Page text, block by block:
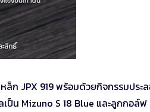
ก JPX 919 พร้อมด้วยกิจกรรมประ
ป็น Mizuno S 18 Blue และลูกกอล์